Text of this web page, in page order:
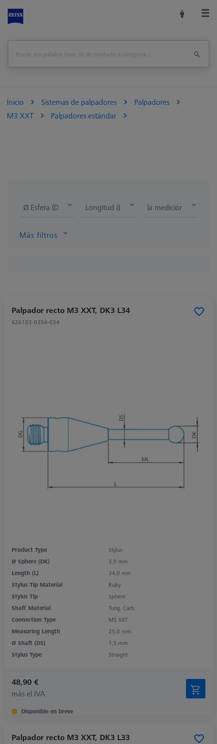
Inicio Sistemas de palpadores
Palpadores
M3 XXT
Palpadores estándar
Ø Esfera (DK) Longitud (L) la medición de la
Más filtros
Palpador recto M3 XXT, DK3 L34
626103-0354-034
Product Type
Stylus
Ø Sphere (DK)
3,0 mm
Length (L)
34,0 mm
Stylus Tip Material
Ruby
Stylus Tip
Sphere
Shaft Material
Tung. Carb.
Connection Type
M3 XXT
Measuring Length
25,0 mm
Ø Shaft (DS)
1,5 mm
Stylus Type
Straight
48,90 €
más el IVA
Disponible en breve
Palpador recto M3 XXT, DK3 L33